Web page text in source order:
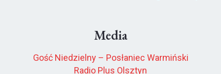
Media
Gość Niedzielny – Posłaniec Warmiński
Radio Plus Olsztyn